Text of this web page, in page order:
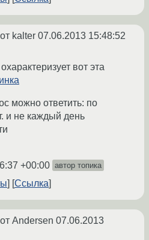
от kalter 07.06.2013 15:48:52
вот эта
можно ответить: по
и не каждый день
+00:00 автор топика
Ссылка
от Andersen 07.06.2013